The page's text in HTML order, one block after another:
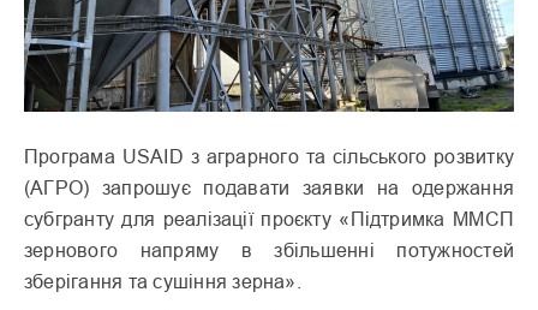
Програма USAID з аграрного та сільського розвитку
(АГРО) запрошує подавати заявки на одержання
субгранту для реалізації проєкту «Підтримка ММСП
зернового напряму в збільшенні потужностей
зберігання та сушіння зерна».